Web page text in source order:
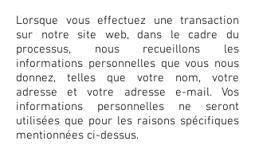
Lorsque vous effectuez une transaction
sur notre site web, dans le cadre du
processus, nous recueillons les
informations personnelles que vous nous
donnez, telles que votre nom, votre
adresse et votre adresse e-mail. Vos
informations personnelles ne seront
utilisées que pour les raisons spécifiques
mentionnées ci-dessus.